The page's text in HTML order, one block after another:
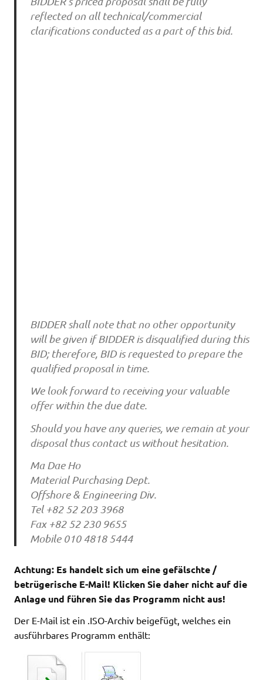
reflected on all technical/commercial
clarifications conducted as a part of this bid.
BIDDER shall note that no other opportunity
will be given if BIDDER is disqualified during this
BID; therefore, BID is requested to prepare the
qualified proposal in time.
We look forward to receiving your valuable
offer within the due date.
Should you have any queries, we remain at your
disposal thus contact us without hesitation.
Ma Dae Ho
Material Purchasing Dept.
Offshore & Engineering Div.
Tel +82 52 203 3968
Fax +82 52 230 9655
Mobile 010 4818 5444
Achtung: Es handelt sich um eine gefälschte /
betrügerische E-Mail! Klicken Sie daher nicht auf die
Anlage und führen Sie das Programm nicht aus!
Der E-Mail ist ein .ISO-Archiv beigefügt, welches ein
ausführbares Programm enthält: